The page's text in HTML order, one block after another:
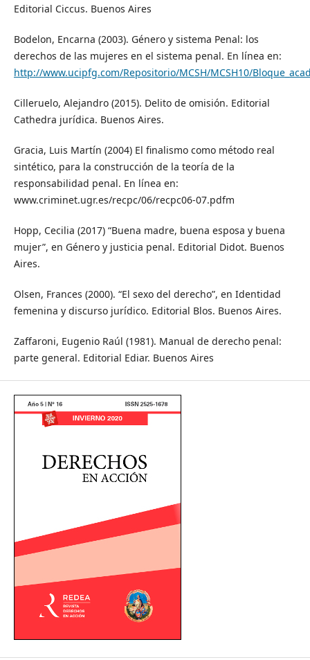
Editorial Ciccus. Buenos Aires
Bodelon, Encarna (2003). Género y sistema Penal: los
derechos de las mujeres en el sistema penal. En línea en:
http://www.ucipfg.com/Repositorio/MCSH/MCSH10/
Cilleruelo, Alejandro (2015). Delito de omisión. Editorial
Cathedra jurídica. Buenos Aires.
Gracia, Luis Martín (2004) El finalismo como método real
sintético, para la construcción de la teoría de la
responsabilidad penal. En línea en:
www.criminet.ugr.es/recpc/06/recpc06-07.pdfm
Hopp, Cecilia (2017) “Buena madre, buena esposa y buena
mujer”, en Género y justicia penal. Editorial Didot. Buenos
Aires.
Olsen, Frances (2000). “El sexo del derecho”, en Identidad
femenina y discurso jurídico. Editorial Blos. Buenos Aires.
Zaffaroni, Eugenio Raúl (1981). Manual de derecho penal:
parte general. Editorial Ediar. Buenos Aires